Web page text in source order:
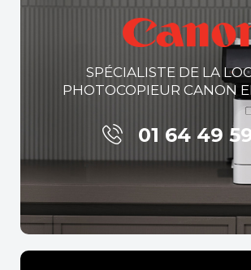
SPÉCIALISTE DE LA
PHOTOCOPIEUR CANON
01 64 49